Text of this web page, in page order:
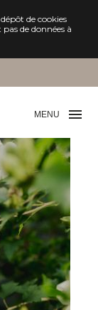
de cookies
de données à
MENU